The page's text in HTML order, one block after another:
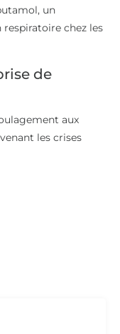
un
chez les
de
aux
les crises